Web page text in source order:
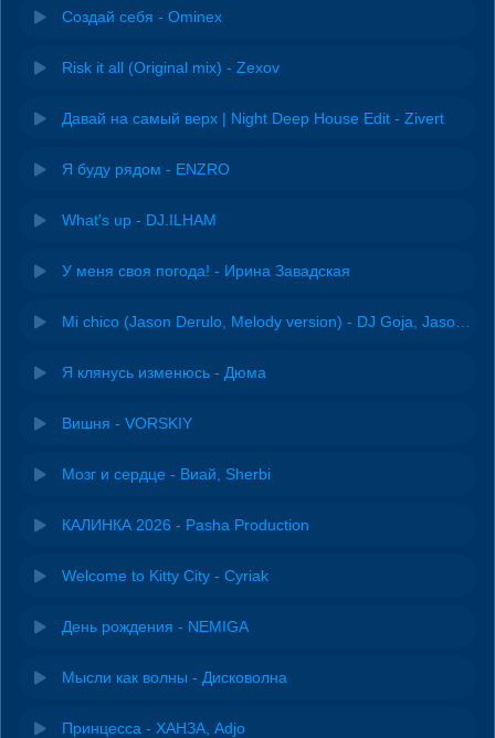
Создай себя - Ominex
Risk it all (Original mix) - Zexov
Давай на самый верх | Night Deep House Edit - Zivert
Я буду рядом - ENZRO
What's up - DJ.ILHAM
У меня своя погода! - Ирина Завадская
Я клянусь изменюсь - Дюма
Вишня - VORSKIY
Мозг и сердце - Виай, Sherbi
КАЛИНКА 2026 - Pasha Production
Welcome to Kitty City - Cyriak
День рождения - NEMIGA
Мысли как волны - Дисковолна
Принцесса - ХАНЗА, Adjo